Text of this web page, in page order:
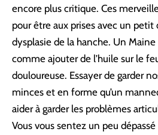
encore plus critique. Ces
pour être aux prises avec un petit
dysplasie de la hanche. Un Maine
comme ajouter de l’huile sur le
douloureuse. Essayer de garder
minces et en forme qu’un
aider à garder les problèmes
Vous vous sentez un peu